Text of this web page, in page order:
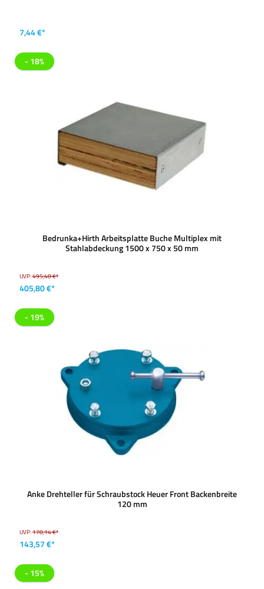
7,44 €*
- 18%
Bedrunka+Hirth Arbeitsplatte Buche Multiplex mit
Stahlabdeckung 1500 x 750 x 50 mm
UVP:495,48 €*
405,80 €*
- 19%
Anke Drehteller für Schraubstock Heuer Front Backenbreite
120 mm
UVP:178,14 €*
143,57 €*
- 15%